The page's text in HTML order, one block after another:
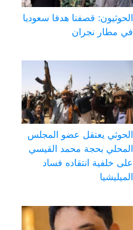
الحوثيون: قصفنا هدفا سعوديا
في مطار نجران
الحوثي يعتقل عضو المجلس
المحلي بحجة محمد القيسي
على خلفية انتقاده فساد
الميليشيا